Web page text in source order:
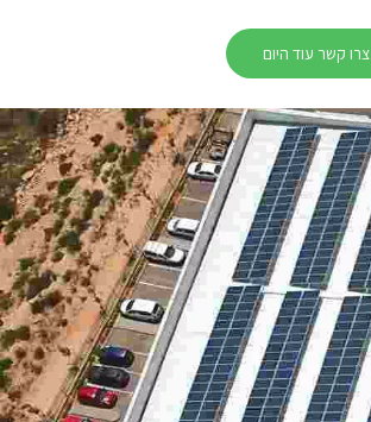
צרו קשר עוד היום